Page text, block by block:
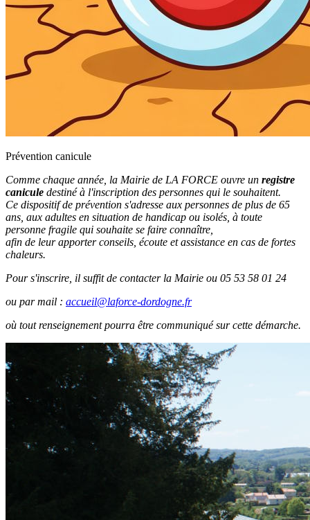
Prévention canicule
Comme chaque année, la Mairie de LA FORCE ouvre un registre
canicule destiné à l'inscription des personnes qui le souhaitent.
Ce dispositif de prévention s'adresse aux personnes de plus de 65
ans, aux adultes en situation de handicap ou isolés, à toute
personne fragile qui souhaite se faire connaître,
afin de leur apporter conseils, écoute et assistance en cas de fortes
chaleurs.
Pour s'inscrire, il suffit de contacter la Mairie ou 05 53 58 01 24
ou par mail : accueil@laforce-dordogne.fr
où tout renseignement pourra être communiqué sur cette démarche.